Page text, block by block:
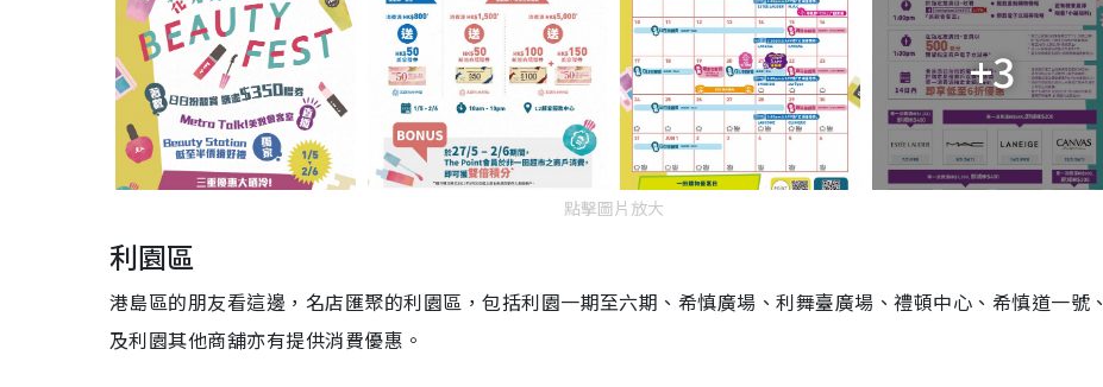
+3
點擊圖片放大
利園區
港島區的朋友看這邊，名店匯聚的利園區，包括利園一期至六期、希慎廣場、利舞臺廣場、禮頓中心、希慎道一號、
及利園其他商舖亦有提供消費優惠。